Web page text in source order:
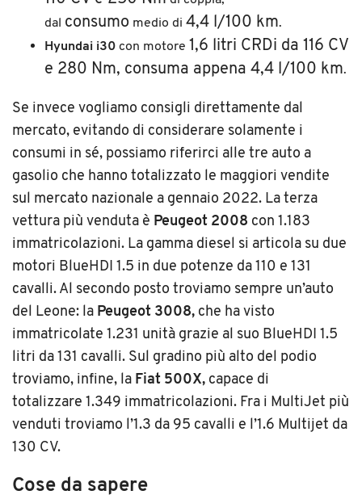
dal consumo medio di 4,4 l/100 km.
Hyundai i30 con motore 1,6 litri CRDi da 116 CV
e 280 Nm, consuma appena 4,4 l/100 km.
Se invece vogliamo consigli direttamente dal
mercato, evitando di considerare solamente i
consumi in sé, possiamo riferirci alle tre auto a
gasolio che hanno totalizzato le maggiori vendite
sul mercato nazionale a gennaio 2022. La terza
vettura più venduta è Peugeot 2008 con 1.183
immatricolazioni. La gamma diesel si articola su due
motori BlueHDI 1.5 in due potenze da 110 e 131
cavalli. Al secondo posto troviamo sempre un’auto
del Leone: la Peugeot 3008, che ha visto
immatricolate 1.231 unità grazie al suo BlueHDI 1.5
litri da 131 cavalli. Sul gradino più alto del podio
troviamo, infine, la Fiat 500X, capace di
totalizzare 1.349 immatricolazioni. Fra i MultiJet più
venduti troviamo l’1.3 da 95 cavalli e l’1.6 Multijet da
130 CV.
Cose da sapere